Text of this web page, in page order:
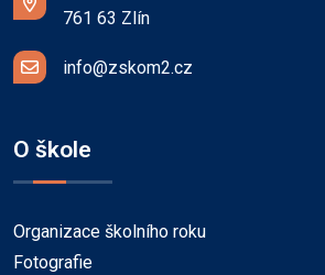
761 63 Zlín
info@zskom2.cz
O škole
Organizace školního roku
Fotografie